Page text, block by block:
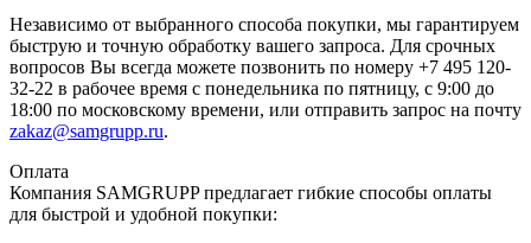
Независимо от выбранного способа покупки, мы гарантируем
быструю и точную обработку вашего запроса. Для срочных
вопросов Вы всегда можете позвонить по номеру +7 495 120-
32-22 в рабочее время с понедельника по пятницу, с 9:00 до
18:00 по московскому времени, или отправить запрос на почту
zakaz@samgrupp.ru.
Оплата
Компания SAMGRUPP предлагает гибкие способы оплаты
для быстрой и удобной покупки: